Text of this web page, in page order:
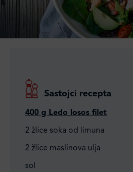
Sastojci recepta
400 g Ledo losos filet
2 žlice soka od limuna
2 žlice maslinova ulja
sol